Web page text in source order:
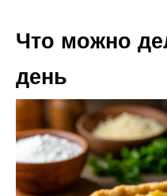
Что можно
день